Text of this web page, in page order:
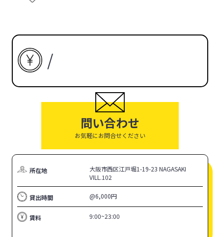
/
問い合わせ
お気軽にお問合せください
所在地
大阪市西区江戸堀1-19-23 NAGASAKI
VILL.102
貸出時間 @6,000円
賃料 9:00~23:00